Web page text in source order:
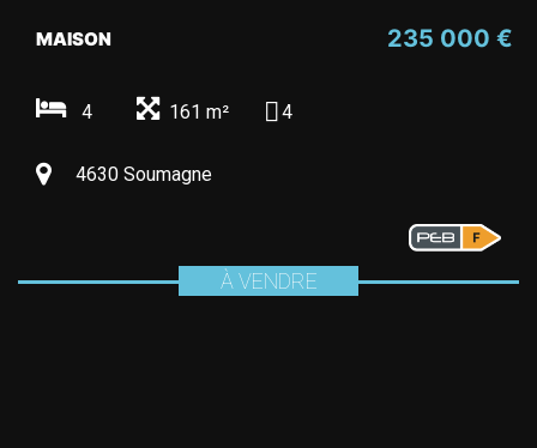
235 000 €
MAISON
4 161 m² 4
4630 Soumagne
À VENDRE